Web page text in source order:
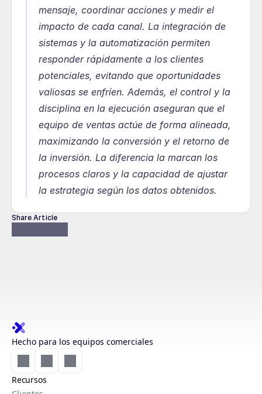
mensaje, coordinar acciones y medir el
impacto de cada canal. La integración de
sistemas y la automatización permiten
responder rápidamente a los clientes
potenciales, evitando que oportunidades
valiosas se enfríen. Además, el control y la
disciplina en la ejecución aseguran que el
equipo de ventas actúe de forma alineada,
maximizando la conversión y el retorno de
la inversión. La diferencia la marcan los
procesos claros y la capacidad de ajustar
la estrategia según los datos obtenidos.
Share Article
Hecho para los equipos comerciales
Recursos